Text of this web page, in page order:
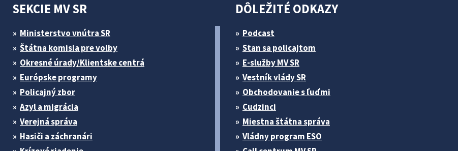
SEKCIE MV SR
Ministerstvo vnútra SR
Štátna komisia pre volby
Okresné úrady/Klientske centrá
Európske programy
Policajný zbor
Azyl a migrácia
Verejná správa
Hasiči a záchranári
DÔLEŽITÉ ODKAZY
Podcast
Stan sa policajtom
E-služby MV SR
Vestník vlády SR
Obchodovanie s ľuďmi
Cudzinci
Miestna štátna správa
Vládny program ESO